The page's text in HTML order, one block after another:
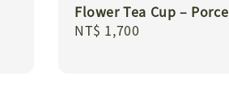
Flower Tea Cup –
Regular
NT$ 1,700